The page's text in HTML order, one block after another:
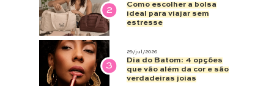
2
Como escolher a bolsa
ideal para viajar sem
estresse
3
29/jul/2026
Dia do Batom: 4 opções
que vão além da cor e são
verdadeiras joias